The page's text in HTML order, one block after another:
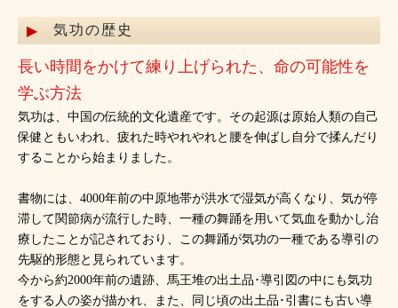
気功の歴史
長い時間をかけて練り上げられた、命の可能性を
学ぶ方法
気功は、中国の伝統的文化遺産です。その起源は原始人類の自己
保健ともいわれ、疲れた時やれやれと腰を伸ばし自分で揉んだり
することから始まりました。
書物には、4000年前の中原地帯が洪水で湿気が高くなり、気が停
滞して関節病が流行した時、一種の舞踊を用いて気血を動かし治
療したことが記されており、この舞踊が気功の一種である導引の
先駆的形態と見られています。
今から約2000年前の遺跡、馬王堆の出土品･導引図の中にも気功
をする人の姿が描かれ、また、同じ頃の出土品･引書にも古い導